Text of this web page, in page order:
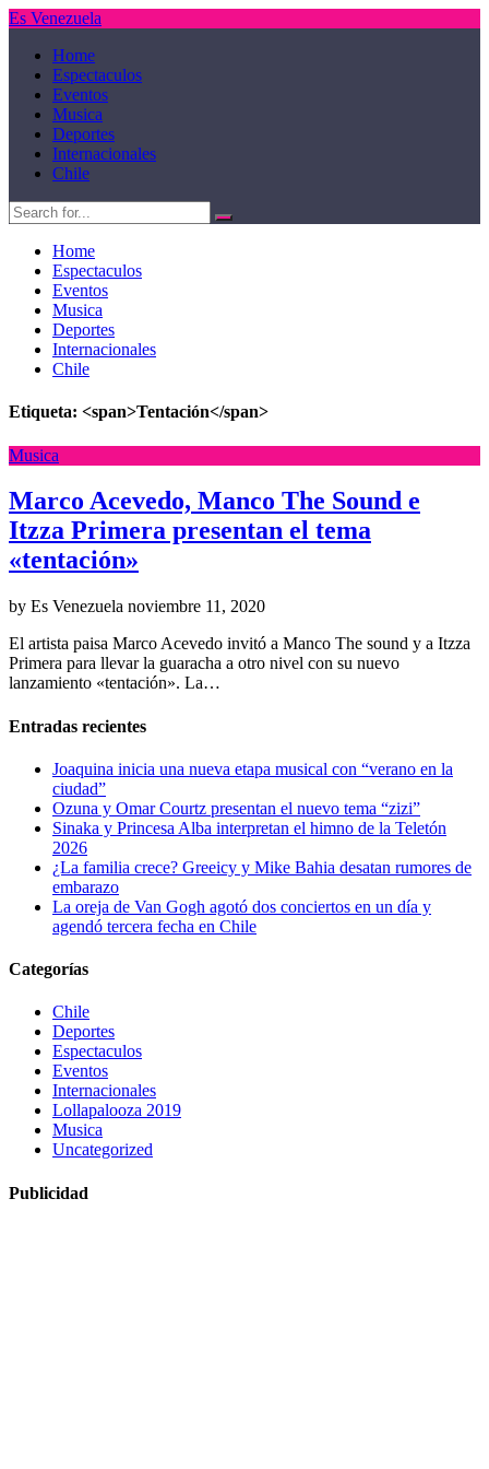
Es Venezuela
Home
Espectaculos
Eventos
Musica
Deportes
Internacionales
Chile
Home
Espectaculos
Eventos
Musica
Deportes
Internacionales
Chile
Etiqueta: <span>Tentación</span>
Musica
Marco Acevedo, Manco The Sound e
Itzza Primera presentan el tema
«tentación»
by Es Venezuela noviembre 11, 2020
El artista paisa Marco Acevedo invitó a Manco The sound y a Itzza
Primera para llevar la guaracha a otro nivel con su nuevo
lanzamiento «tentación». La…
Entradas recientes
Joaquina inicia una nueva etapa musical con “verano en la
ciudad”
Ozuna y Omar Courtz presentan el nuevo tema “zizi”
Sinaka y Princesa Alba interpretan el himno de la Teletón
2026
¿La familia crece? Greeicy y Mike Bahia desatan rumores de
embarazo
La oreja de Van Gogh agotó dos conciertos en un día y
agendó tercera fecha en Chile
Categorías
Chile
Deportes
Espectaculos
Eventos
Internacionales
Lollapalooza 2019
Musica
Uncategorized
Publicidad